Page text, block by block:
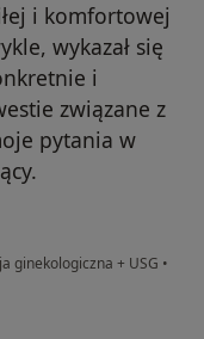
i komfortowej
wykazał się
i
związane z
pytania w
ginekologiczna + USG •